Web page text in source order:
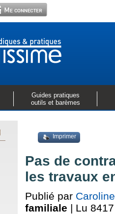
Guides pratiques
outils et barèmes
Imprimer
Pas de
les travaux
Publié par
familiale | Lu